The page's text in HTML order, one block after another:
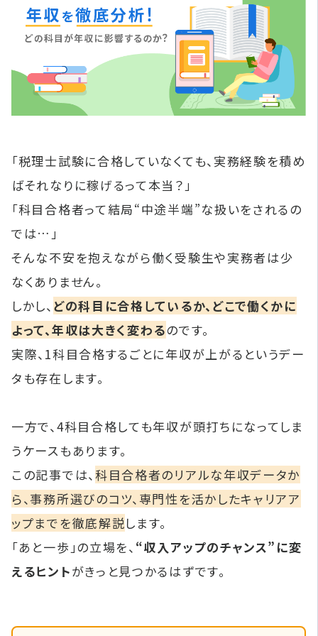
「税理士試験に合格していなくても、実務経験を積め
ばそれなりに稼げるって本当？」
「科目合格者って結局“中途半端”な扱いをされるの
では…」
そんな不安を抱えながら働く受験生や実務者は少
なくありません。
しかし、 どの科目に合格しているか、どこで働くかに
よって、年収は大きく変わるのです。
実際、1科目合格するごとに年収が上がるというデー
タも存在します。
一方で、4科目合格しても年収が頭打ちになってしま
うケースもあります。
この記事では、科目合格者のリアルな年収データか
ら、事務所選びのコツ、専門性を活かしたキャリアア
ップまでを徹底解説します。
「あと一歩」の立場を、 “収入アップのチャンス”に変
えるヒントがきっと見つかるはずです。